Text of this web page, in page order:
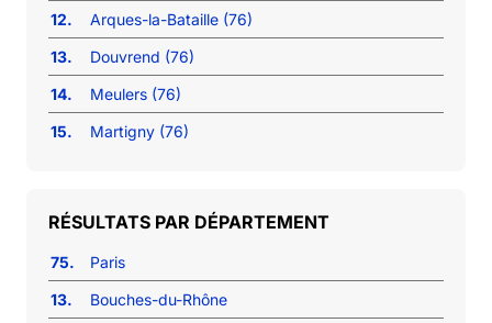
12.
Arques-la-Bataille (76)
13.
Douvrend (76)
14.
Meulers (76)
15.
Martigny (76)
RÉSULTATS PAR DÉPARTEMENT
75.
Paris
13.
Bouches-du-Rhône